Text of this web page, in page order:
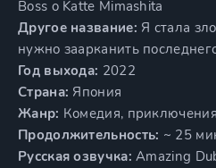
Boss o Katte Mimashita
Другое название: Я стала
нужно заарканить
Год выхода: 2022
Страна: Япония
Жанр: Комедия,
Продолжительность: ~ 25
Русская озвучка: Amazing